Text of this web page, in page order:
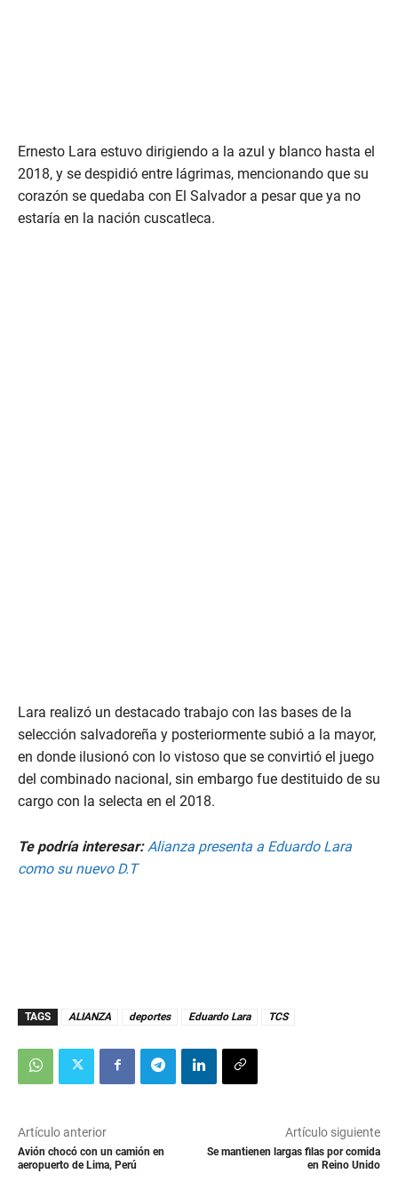
Ernesto Lara estuvo dirigiendo a la azul y blanco hasta el
2018, y se despidió entre lágrimas, mencionando que su
corazón se quedaba con El Salvador a pesar que ya no
estaría en la nación cuscatleca.
Lara realizó un destacado trabajo con las bases de la
selección salvadoreña y posteriormente subió a la mayor,
en donde ilusionó con lo vistoso que se convirtió el juego
del combinado nacional, sin embargo fue destituido de su
cargo con la selecta en el 2018.
Te podría interesar: Alianza presenta a Eduardo Lara
como su nuevo D.T
TAGS ALIANZA deportes Eduardo Lara TCS
Artículo anterior
Avión chocó con un camión en
aeropuerto de Lima, Perú
Artículo siguiente
Se mantienen largas filas por comida
en Reino Unido